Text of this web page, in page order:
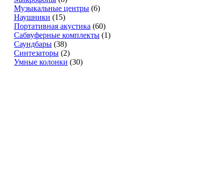
Музыкальные центры (6)
Наушники (15)
Портативная акустика (60)
Сабвуферные комплекты (1)
Саундбары (38)
Синтезаторы (2)
Умные колонки (30)